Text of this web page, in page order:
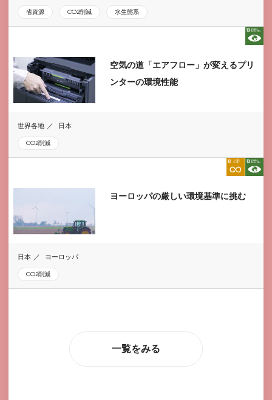
省資源 CO2削減 水生態系
空気の道「エアフロー」が変えるプリ
ンターの環境性能
世界各地 日本
CO2削減
ヨーロッパの厳しい環境基準に挑む
日本 ヨーロッパ
CO2削減
一覧をみる